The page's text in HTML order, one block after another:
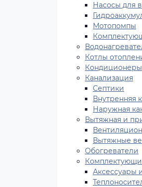
Насосы для
Мотопомпы
Котлы
Кондиционеры
Канализация
Cептики
Внутренняя
Наружная
Вытяжная и
Вытяжные
Обогреватели
Аксессуары